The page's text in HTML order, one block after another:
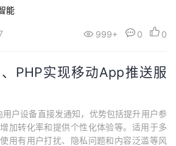
显替换方案，可通过其网站获取信息。幂
台，提供多种发现 API 的功能。
能
999+ 0 0
PHP实现移动App推送服
户设备直接发通知，优势包括提升用户参
加转化率和提供个性化体验等。适用于多
用有用户打扰、隐私问题和内容泛滥等风